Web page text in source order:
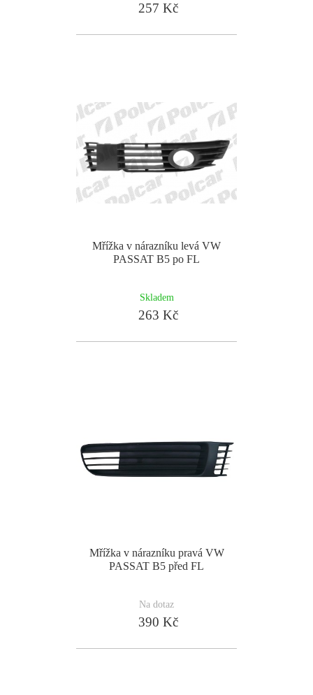
257 Kč
Mřížka v nárazníku levá VW
PASSAT B5 po FL
Skladem
263 Kč
Mřížka v nárazníku pravá VW
PASSAT B5 před FL
Na dotaz
390 Kč